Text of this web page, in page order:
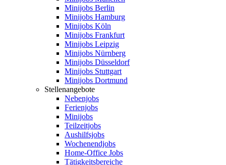
Minijobs Berlin
Minijobs Hamburg
Minijobs Köln
Minijobs Frankfurt
Minijobs Leipzig
Minijobs Nürnberg
Minijobs Düsseldorf
Minijobs Stuttgart
Minijobs Dortmund
Stellenangebote
Nebenjobs
Ferienjobs
Minijobs
Teilzeitjobs
Aushilfsjobs
Wochenendjobs
Home-Office Jobs
Tätigkeitsbereiche